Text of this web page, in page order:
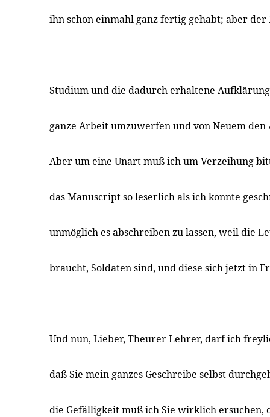
ihn schon einmahl ganz fertig gehabt; aber
Studium und die dadurch erhaltene
ganze Arbeit umzuwerfen und von Neuem den
Aber um eine Unart muß ich um Verzeihung
das Manuscript so leserlich als ich konnte
unmöglich es abschreiben zu lassen, weil die
braucht, Soldaten sind, und diese sich jetzt in
Und nun, Lieber, Theurer Lehrer, darf ich
daß Sie mein ganzes Geschreibe selbst
die Gefälligkeit muß ich Sie wirklich ersuchen,